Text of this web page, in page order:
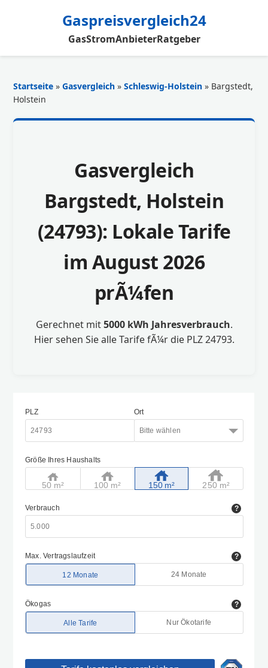
Gaspreisvergleich24
GasStromAnbieterRatgeber
Startseite »Gasvergleich »Schleswig-Holstein » Bargstedt,
Holstein
Gasvergleich
Bargstedt, Holstein
(24793): Lokale Tarife
im August 2026
prÃ¼fen
Gerechnet mit5000 kWh Jahresverbrauch.
Hier sehen Sie alle Tarife fÃ¼r die PLZ 24793.